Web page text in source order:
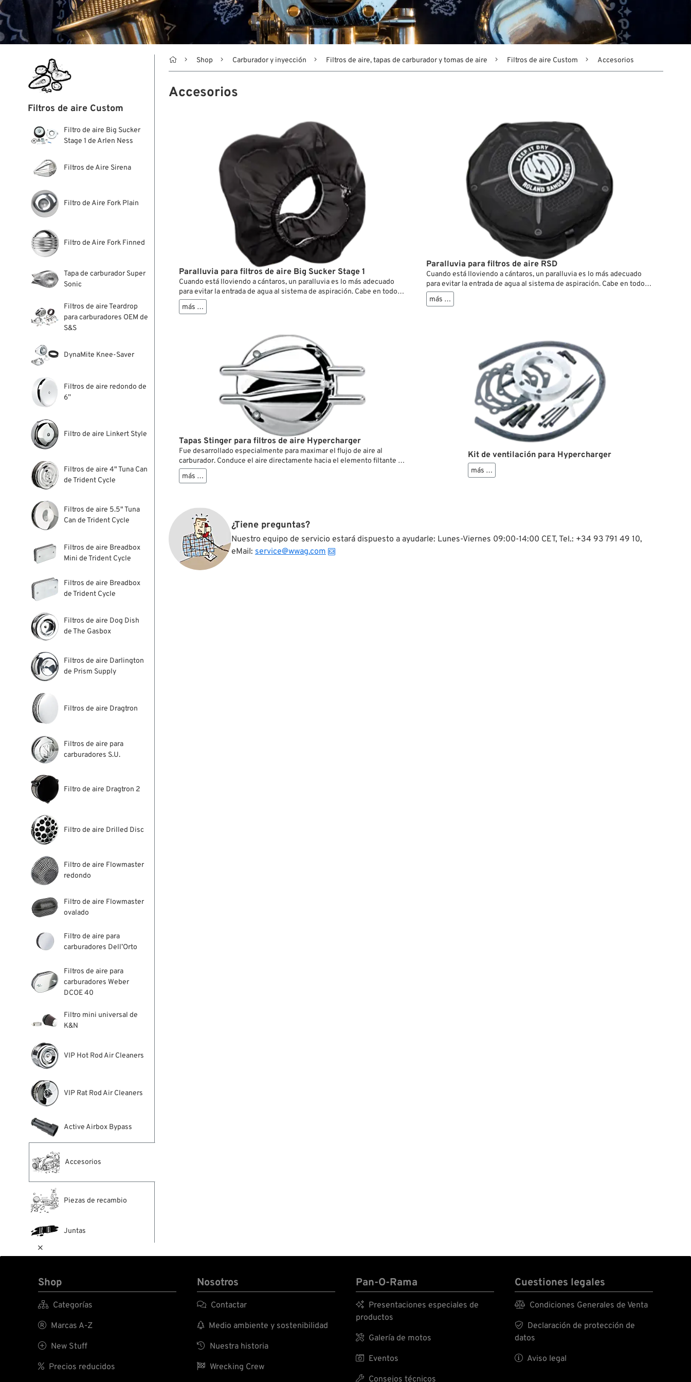
Filtros de aire Custom
Filtro de aire Big Sucker
Stage 1 de Arlen Ness
Filtros de Aire Sirena
Filtro de Aire Fork Plain
Filtro de Aire Fork Finned
Tapa de carburador Super
Sonic
Filtros de aire Teardrop
para carburadores OEM de
S&S
DynaMite Knee-Saver
Filtros de aire redondo de
6”
Filtro de aire Linkert Style
Filtros de aire 4" Tuna Can
de Trident Cycle
Filtros de aire 5.5" Tuna
Can de Trident Cycle
Filtros de aire Breadbox
Mini de Trident Cycle
Filtros de aire Breadbox
de Trident Cycle
Filtros de aire Dog Dish
de The Gasbox
Filtros de aire Darlington
de Prism Supply
Filtros de aire Dragtron
Filtros de aire para
carburadores S.U.
Filtro de aire Dragtron 2
Filtro de aire Drilled Disc
Filtro de aire Flowmaster
redondo
Filtro de aire Flowmaster
ovalado
Filtro de aire para
carburadores Dell’Orto
Filtros de aire para
carburadores Weber
DCOE 40
Filtro mini universal de
K&N
VIP Hot Rod Air Cleaners
VIP Rat Rod Air Cleaners
Active Airbox Bypass
Accesorios
Piezas de recambio
Juntas

 Shop Carburador y inyección Filtros de aire, tapas de carburador y tomas de aire Filtros de aire Custom Accesorios
Accesorios
Paralluvia para filtros de aire Big Sucker Stage 1
Cuando está lloviendo a cántaros, un paralluvia es lo más adecuado
para evitar la entrada de agua al sistema de aspiración. Cabe en todos
los bolsillos y, cuando sea necesario, puede ser montado sobre el filtro
de aire en pocos segundos. Está fabricado de poliéster que, gracias a
tiempo partículas de agua y mugre.
más …
Paralluvia para filtros de aire RSD
Cuando está lloviendo a cántaros, un paralluvia es lo más adecuado
para evitar la entrada de agua al sistema de aspiración. Cabe en todos
los bolsillos y, cuando sea necesario, puede ser montado sobre el filtro
de aire en pocos segundos. Está fabricado de poliéster que, gracias a
más …
Tapas Stinger para filtros de aire Hypercharger
Fue desarrollado especialmente para maximar el flujo de aire al
carburador. Conduce el aire directamente hacia el elemento filtante y
es una manera barata para aumentar el flujo de aire del Hypercharger
efectivamente. Sólo hace falta cambiarlo por el Trap Door standard del
más …
Kit de ventilación para Hypercharger
más …
¿Tiene preguntas?
Nuestro equipo de servicio estará dispuesto a ayudarle: Lunes-Viernes 09:00-14:00 CET, Tel.: +34 93 791 49 10,
eMail: service@wwag.com
Shop
 Categorías
 Marcas A-Z
 New Stuff
 Precios reducidos
Nosotros
 Contactar
 Medio ambiente y sostenibilidad
 Nuestra historia
 Wrecking Crew
Pan-O-Rama

Presentaciones especiales de
productos
 Galería de motos
 Eventos
 Consejos técnicos
Cuestiones legales
 Condiciones Generales de Venta

Declaración de protección de
datos
 Aviso legal